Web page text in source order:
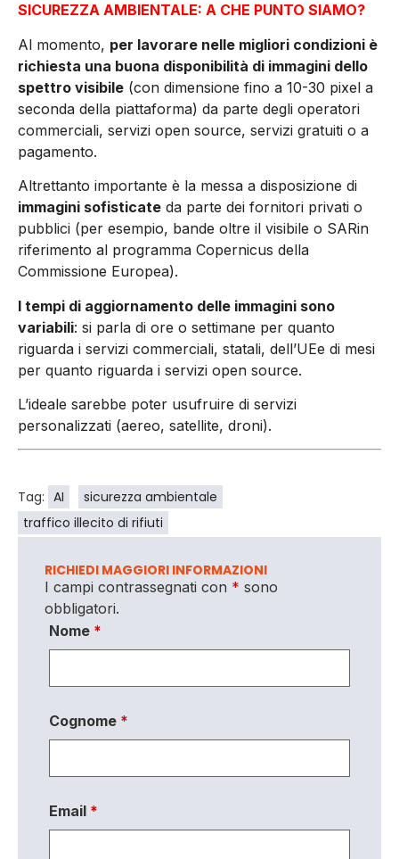
SICUREZZA AMBIENTALE: A CHE PUNTO SIAMO?
Al momento, per lavorare nelle migliori condizioni è
richiesta una buona disponibilità di immagini dello
spettro visibile (con dimensione fino a 10-30 pixel a
seconda della piattaforma) da parte degli operatori
commerciali, servizi open source, servizi gratuiti o a
pagamento.
Altrettanto importante è la messa a disposizione di
immagini sofisticate da parte dei fornitori privati o
pubblici (per esempio, bande oltre il visibile o SARin
riferimento al programma Copernicus della
Commissione Europea).
I tempi di aggiornamento delle immagini sono
variabili: si parla di ore o settimane per quanto
riguarda i servizi commerciali, statali, dell’UEe di mesi
per quanto riguarda i servizi open source.
L’ideale sarebbe poter usufruire di servizi
personalizzati (aereo, satellite, droni).
Tag: AI
sicurezza ambientale
traffico illecito di rifiuti
RICHIEDI MAGGIORI INFORMAZIONI
I campi contrassegnati con * sono
obbligatori.
Nome *
Cognome *
Email *